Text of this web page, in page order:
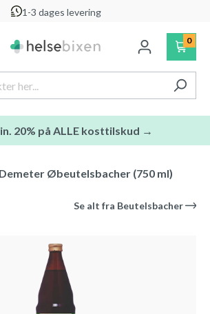
1-3 dages levering
0
20% på ALLE kosttilskud →
Øbeutelsbacher (750 ml)
Se alt fra Beutelsbacher